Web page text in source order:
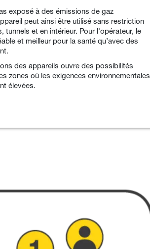
exposé à des émissions de gaz
peut ainsi être utilisé sans restriction
tunnels et en intérieur. Pour l'opérateur, le
et meilleur pour la santé qu’avec des
des appareils ouvre des possibilités
zones où les exigences environnementales
élevées.